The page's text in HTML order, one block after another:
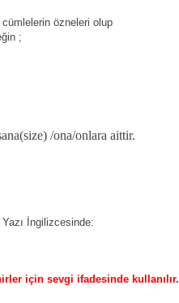
özneleri olup
;
/ona/onlara aittir.
İngilizcesinde:
için sevgi ifadesinde kullanılır.